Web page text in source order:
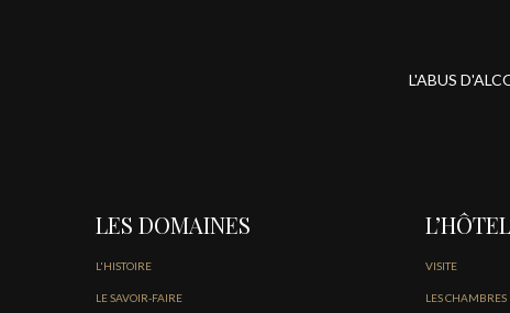
L'ABUS
LES DOMAINES
L'HISTOIRE
LE SAVOIR-FAIRE
L’HÔTEL
VISITE
LES CHAMBRES